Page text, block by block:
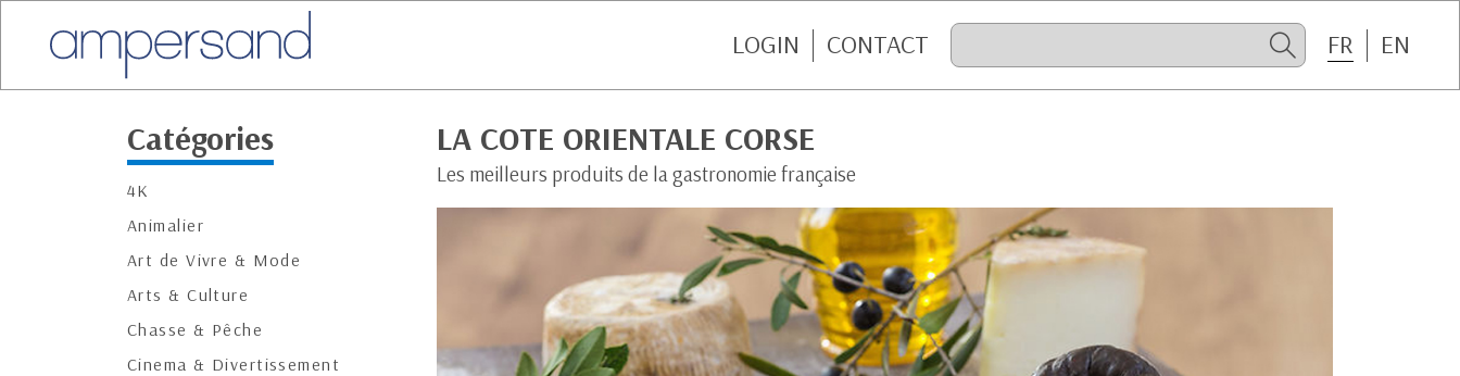
LOGIN CONTACT FR EN
Catégories
4K
Animalier
Art de Vivre & Mode
Arts & Culture
Chasse & Pêche
Cinema & Divertissement
LA COTE ORIENTALE CORSE
Les meilleurs produits de la gastronomie française